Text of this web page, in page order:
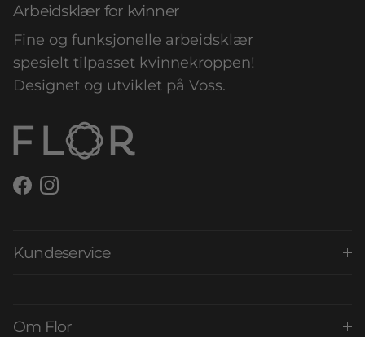
Arbeidsklær for kvinner
Fine og funksjonelle arbeidsklær
spesielt tilpasset kvinnekroppen!
Designet og utviklet på Voss.
Facebook
Instagram
Kundeservice
Om Flor